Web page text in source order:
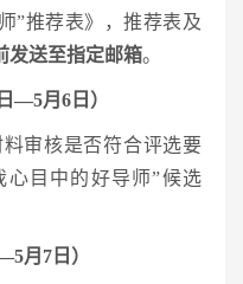
”推荐表》，推荐表及
发送至指定邮箱。
—5月6日）
审核是否符合评选要
心目中的好导师”候选
月7日）